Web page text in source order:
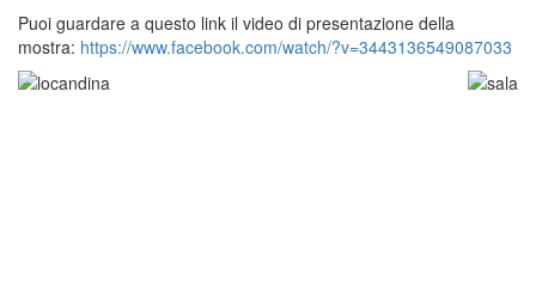
Puoi guardare a questo link il video di presentazione della
mostra: https://www.facebook.com/watch/?v=3443136549087033